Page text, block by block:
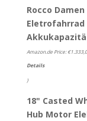
Rocco
Eletrofahrrad
Amazon.de Price:€
Details
)
18" Casted
Hub Motor